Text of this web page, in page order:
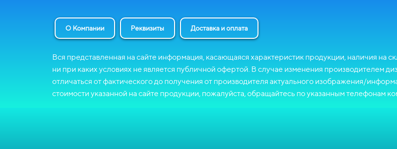
О Компании Реквизиты Доставка и оплата
Вся представленная на сайте информация, касающаяся характеристик продукции, наличия на
ни при каких условиях не является публичной офертой. В случае изменения производителем
отличаться от фактического до получения от производителя актуального изображения/
стоимости указанной на сайте продукции, пожалуйста, обращайтесь по указанным телефонам